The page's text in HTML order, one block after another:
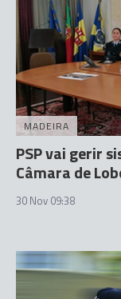
MADEIRA
PSP vai gerir
Câmara de
30 Nov 09:38